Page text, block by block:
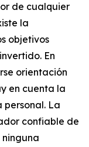
de cualquier
la
objetivos
En
orientación
en cuenta la
personal. La
confiable de